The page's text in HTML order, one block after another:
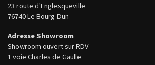
23 route d'Englesqueville
76740 Le Bourg-Dun
Adresse Showroom
Showroom ouvert sur RDV
1 voie Charles de Gaulle